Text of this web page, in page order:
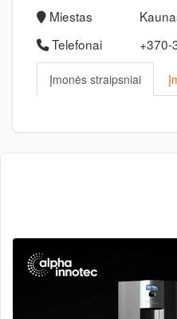
Miestas
Telefonai
+370-
Įmonės straipsniai